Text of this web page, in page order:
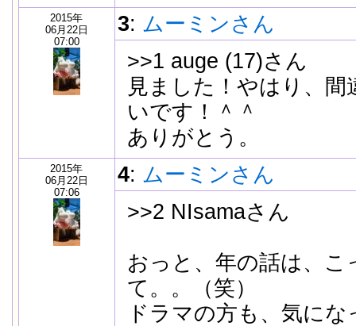
2015年
06月22日
07:00
3: ムーミンさん
>>1 auge (17)さん
見ました！やはり、
いです！＾＾
ありがとう。
2015年
06月22日
07:06
4: ムーミンさん
>>2 NIsamaさん
おっと、年の話は、
て。。（笑）
ドラマの方も、気に